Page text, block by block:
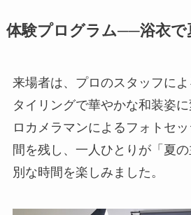
体験プログラム──浴衣で
来場者は、プロのスタッフに
タイリングで華やかな和装姿
ロカメラマンによるフォトセ
間を残し、一人ひとりが「夏
別な時間を楽しみました。